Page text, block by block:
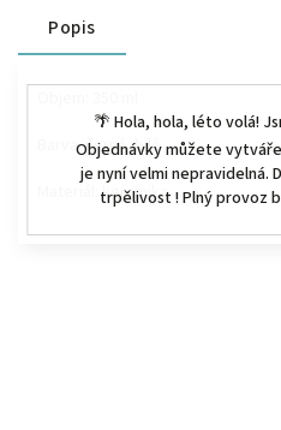
🌴 Hola, hola, léto volá!
Objednávky můžete
je nyní velmi nepravidelná.
trpělivost ! Plný provoz
Popis
Barva: černá, bílá
Materiál: keramika